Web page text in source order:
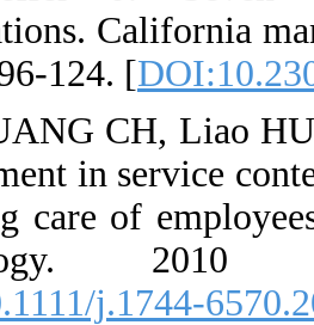
organizations.
1;40(2):96-124. [
15. CHUANG CH,
management in
by taking care of
psychology.
[DOI:10.1111/